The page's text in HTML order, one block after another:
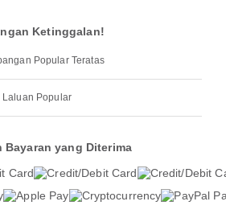
Ketinggalan!
Popular Teratas
Laluan Popular
Bayaran yang Diterima